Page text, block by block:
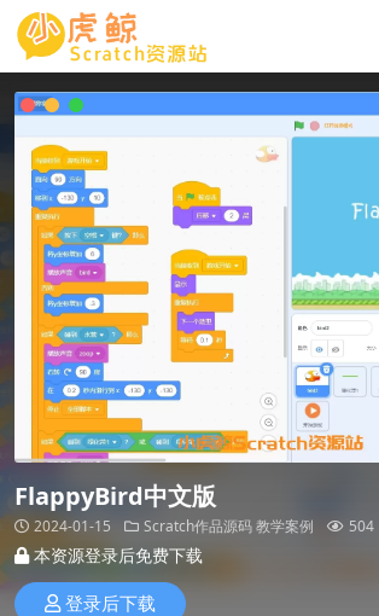
FlappyBird中文版
2024-01-15 Scratch作品源码教学案例 504
本资源登录后免费下载
登录后下载